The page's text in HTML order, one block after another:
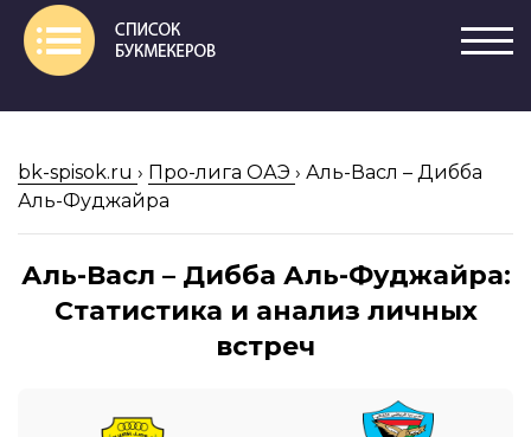
bk-spisok.ru › Про-лига ОАЭ › Аль-Васл – Дибба
Аль-Фуджайра
Аль-Васл – Дибба Аль-Фуджайра:
Статистика и анализ личных
встреч